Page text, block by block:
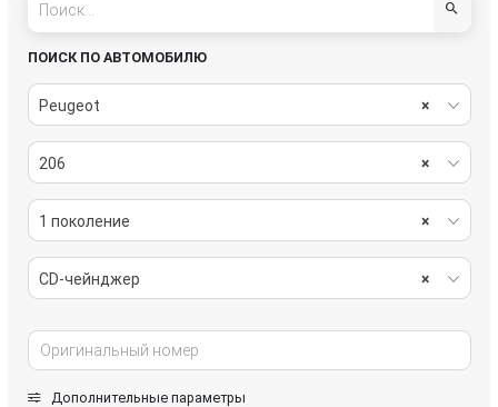
ПОИСК ПО АВТОМОБИЛЮ
×
Peugeot
×
206
×
1 поколение
×
CD-чейнджер
Дополнительные параметры